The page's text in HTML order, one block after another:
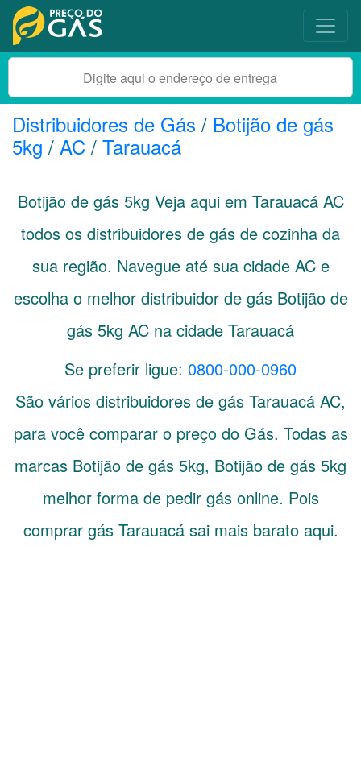
Distribuidores de Gás / Botijão de gás
5kg / AC / Tarauacá
Botijão de gás 5kg Veja aqui em Tarauacá AC
todos os distribuidores de gás de cozinha da
sua região. Navegue até sua cidade ACe
escolha o melhor distribuidor de gás Botijão de
gás 5kg AC na cidade Tarauacá
Se preferir ligue: 0800-000-0960
São vários distribuidores de gás Tarauacá AC,
para você comparar o preço do Gás. Todas as
marcas Botijão de gás 5kg, Botijão de gás 5kg
melhor forma de pedir gás online. Pois
comprar gás Tarauacá sai mais barato aqui.